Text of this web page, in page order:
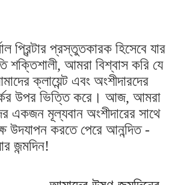
প্রিন্টার প্রস্তুতকারক হিসেবে যার
শক্তিশালী, আমরা বিশ্বাস করি যে
ক্লায়েন্ট এবং অংশীদারদের
উপর ভিত্তি করে। আজ, আমরা
একজন মূল্যবান অংশীদারের সাথে
উদযাপন করতে পেরে আনন্দিত -
জন্মদিন!